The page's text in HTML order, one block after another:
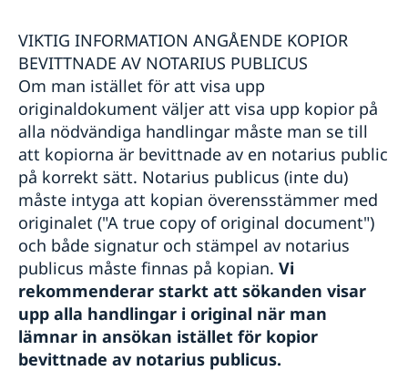
VIKTIG INFORMATION ANGÅENDE KOPIOR
BEVITTNADE AV NOTARIUS PUBLICUS
Om man istället för att visa upp
originaldokument väljer att visa upp kopior på
alla nödvändiga handlingar måste man se till
att kopiorna är bevittnade av en notarius public
på korrekt sätt. Notarius publicus (inte du)
måste intyga att kopian överensstämmer med
originalet ("A true copy of original document")
och både signatur och stämpel av notarius
publicus måste finnas på kopian. Vi
rekommenderar starkt att sökanden visar
upp alla handlingar i original när man
lämnar in ansökan istället för kopior
bevittnade av notarius publicus.